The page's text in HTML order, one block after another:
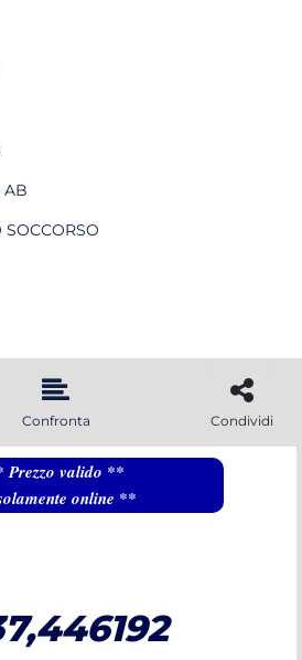
AB
Confronta Condividi
Prezzo valido **
online **